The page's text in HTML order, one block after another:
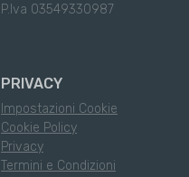
P.Iva 03549330987
PRIVACY
Impostazioni Cookie
Cookie Policy
Privacy
Termini e Condizioni